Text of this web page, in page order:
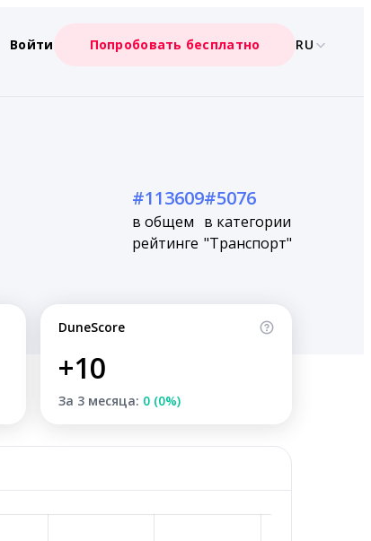
Войти Попробовать бесплатно RU
#113609
в общем
рейтинге
#5076
в категории
"Транспорт"
DuneScore
+10
За 3 месяца: 0 (0%)